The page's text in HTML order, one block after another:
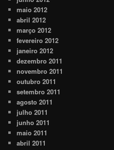
maio 2012
abril 2012
março 2012
fevereiro 2012
janeiro 2012
dezembro 2011
novembro 2011
outubro 2011
setembro 2011
agosto 2011
julho 2011
junho 2011
maio 2011
abril 2011